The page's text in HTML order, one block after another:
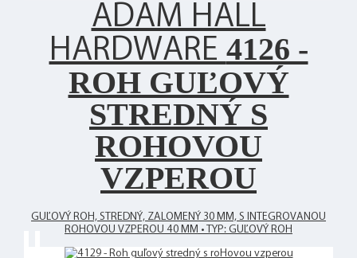
ADAM HALL
HARDWARE 4126 -
ROH GUĽOVÝ
STREDNÝ S
ROHOVOU
VZPEROU
GUĽOVÝ ROH, STREDNÝ, ZALOMENÝ 30 MM, S INTEGROVANOU
ROHOVOU VZPEROU 40 MM • TYP: GUĽOVÝ ROH